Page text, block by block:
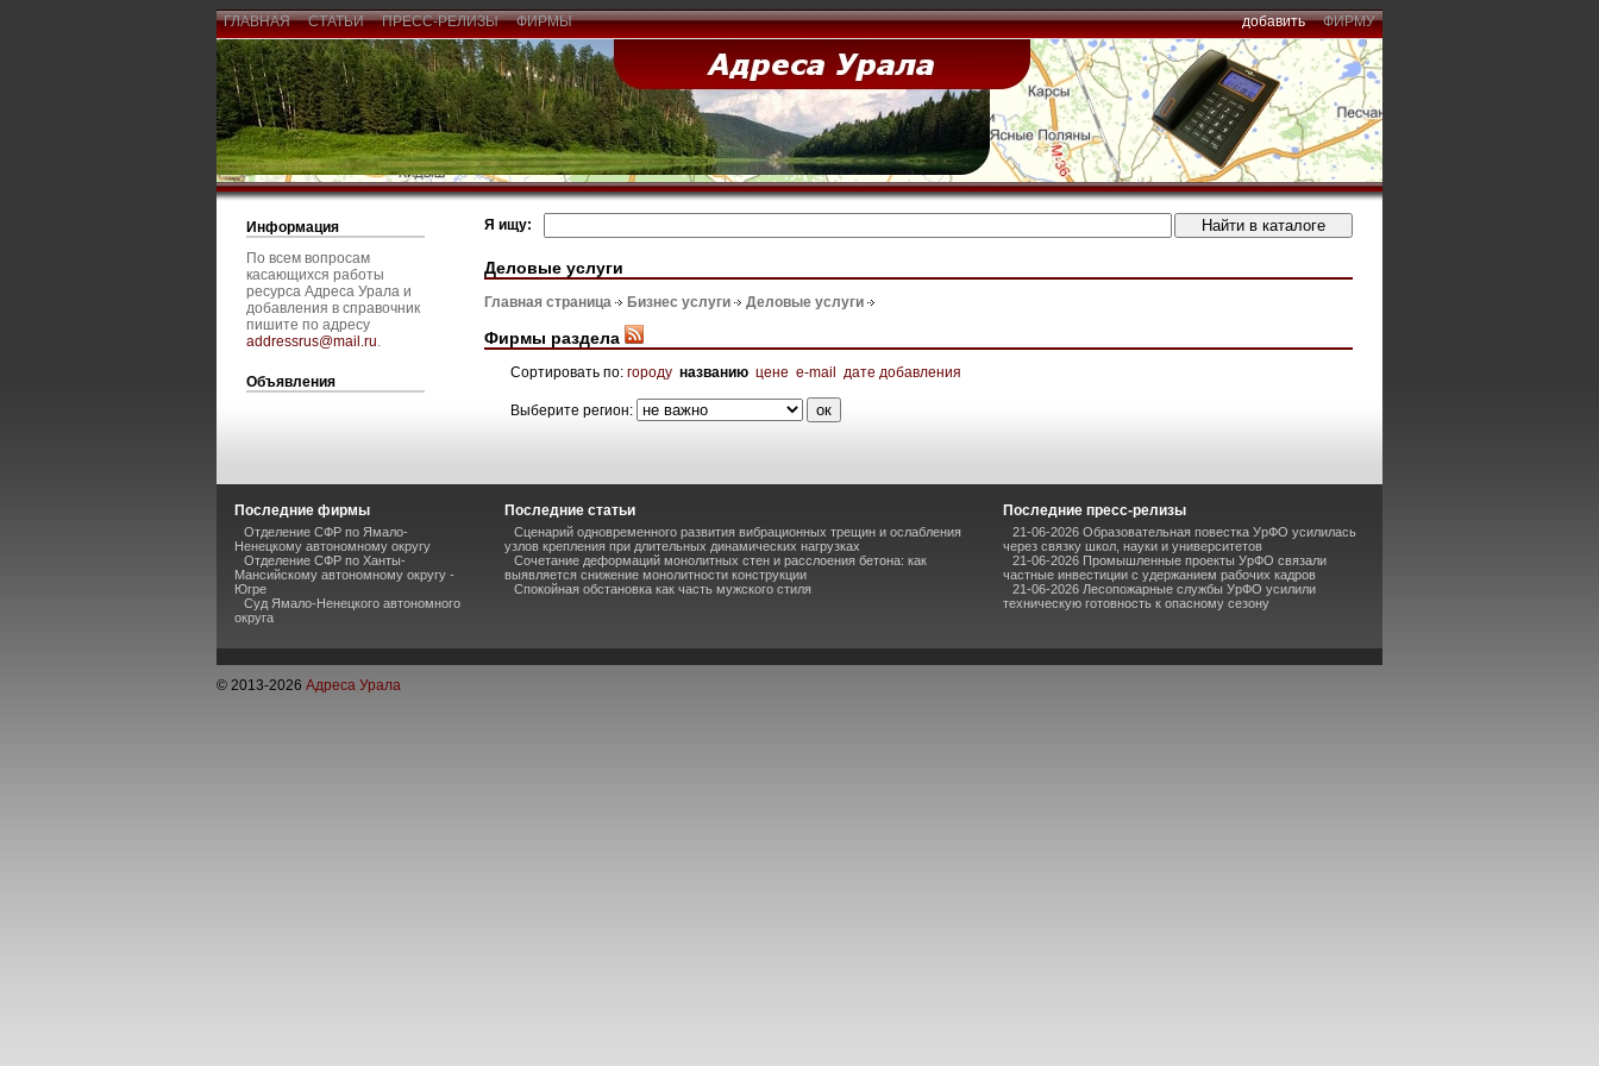
ГЛАВНАЯ СТАТЬИ ПРЕСС-РЕЛИЗЫ ФИРМЫ добавить ФИРМУ
Информация
По всем вопросам
касающихся работы
ресурса Адреса Урала и
добавления в справочник
пишите по адресу
addressrus@mail.ru.
Объявления
Я ищу:
Деловые услуги
Главная страница Бизнес услуги Деловые услуги
Фирмы раздела
Сортировать по: городу названию цене e-mail дате добавления
Выберите регион:
Последние фирмы
Отделение СФР по Ямало-
Ненецкому автономному округу
Отделение СФР по Ханты-
Мансийскому автономному округу -
Югре
Суд Ямало-Ненецкого автономного
округа
Последние статьи
Сценарий одновременного развития вибрационных трещин и ослабления
узлов крепления при длительных динамических нагрузках
Сочетание деформаций монолитных стен и расслоения бетона: как
выявляется снижение монолитности конструкции
Спокойная обстановка как часть мужского стиля
Последние пресс-релизы
21-06-2026 Образовательная повестка УрФО усилилась
через связку школ, науки и университетов
21-06-2026 Промышленные проекты УрФО связали
частные инвестиции с удержанием рабочих кадров
21-06-2026 Лесопожарные службы УрФО усилили
техническую готовность к опасному сезону
© 2013-2026 Адреса Урала